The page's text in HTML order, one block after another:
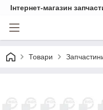
Інтернет-магазин
Товари